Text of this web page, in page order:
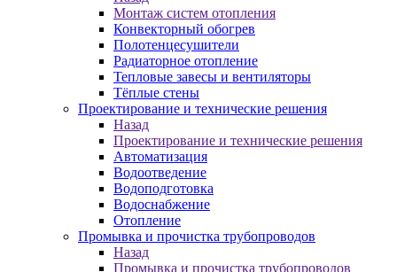
Монтаж систем отопления
Конвекторный обогрев
Полотенцесушители
Радиаторное отопление
Тепловые завесы и вентиляторы
Тёплые стены
Проектирование и технические решения
Назад
Проектирование и технические решения
Автоматизация
Водоотведение
Водоподготовка
Водоснабжение
Отопление
Промывка и прочистка трубопроводов
Назад
Промывка и прочистка трубопроводов